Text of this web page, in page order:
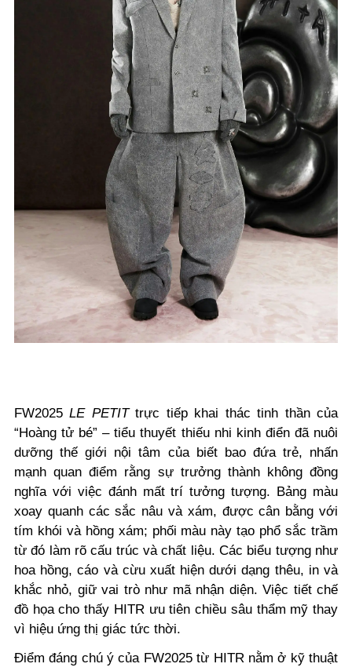
FW2025LE PETITtrực tiếp khai thác tinh thần của
“Hoàng tử bé” – tiểu thuyết thiếu nhi kinh điển đã nuôi
dưỡng thế giới nội tâm của biết bao đứa trẻ, nhấn
mạnh quan điểm rằng sự trưởng thành không đồng
nghĩa với việc đánh mất trí tưởng tượng. Bảng màu
xoay quanh các sắc nâu và xám, được cân bằng với
tím khói và hồng xám; phối màu này tạo phổ sắc trầm
từ đó làm rõ cấu trúc và chất liệu. Các biểu tượng như
hoa hồng, cáo và cừu xuất hiện dưới dạng thêu, in và
khắc nhỏ, giữ vai trò như mã nhận diện. Việc tiết chế
đồ họa cho thấy HITR ưu tiên chiều sâu thẩm mỹ thay
vì hiệu ứng thị giác tức thời.
Điểm đáng chú ý của FW2025 từ HITR nằm ở kỹ thuật